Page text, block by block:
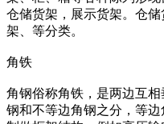
仓储货架，展示货架。仓
架、等分类。
角铁
角钢俗称角铁，是两边互
钢和不等边角钢之分，等